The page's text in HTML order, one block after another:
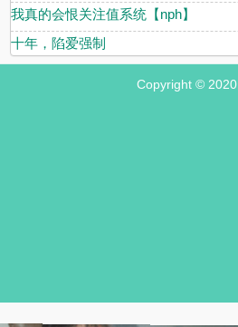
我真的会恨关注值系统【nph】
十年，陷爱强制
Copyright © 2020